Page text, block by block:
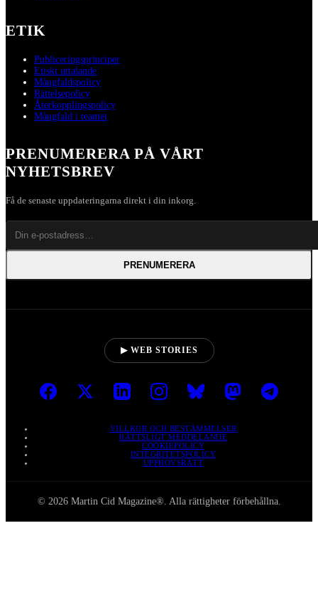
ETIK
Publiceringsprinciper
Etiskt uttalande
Mångfaldspolicy
Rättelsepolicy
Återkopplingspolicy
Mångfald i teamet
PRENUMERERA PÅ VÅRT
NYHETSBREV
Få de senaste uppdateringarna direkt i din inkorg.
PRENUMERERA
▶ WEB STORIES
VILLKOR OCH BESTÄMMELSER
RÄTTSLIGT MEDDELANDE
COOKIEPOLICY
INTEGRITETSPOLICY
UPPHOVSRÄTT
© 2026 Martin Cid Magazine®. Alla rättigheter förbehållna.